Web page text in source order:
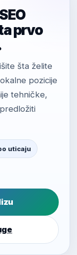
prvo
šta želite
pozicije
tehničke,
uticaju